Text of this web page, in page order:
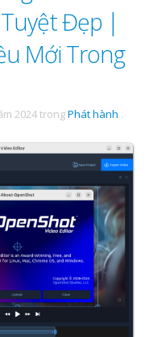
Đẹp |
Mới Trong
2024trongPhát hành .